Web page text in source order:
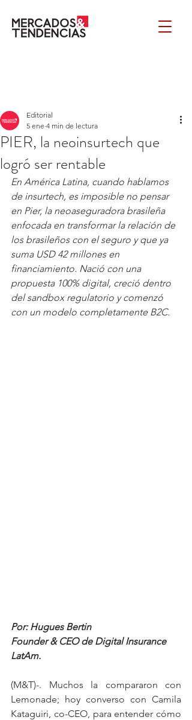
PIER, la neoinsurtech que
logró ser rentable
Editorial
5 ene 4 min de lectura
En América Latina, cuando hablamos
de insurtech, es imposible no pensar
en Pier, la neoaseguradora brasileña
enfocada en transformar la relación de
los brasileños con el seguro y que ya
suma USD 42 millones en
financiamiento. Nació con una
propuesta 100% digital, creció dentro
del sandbox regulatorio y comenzó
con un modelo completamente B2C.
Por: Hugues Bertin
Founder & CEO de Digital Insurance
LatAm.
(M&T)-. Muchos la compararon con
Lemonade; hoy converso con Camila
Kataguiri, co-CEO, para entender cómo